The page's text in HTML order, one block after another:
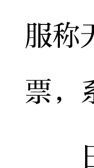
服称
票，
日